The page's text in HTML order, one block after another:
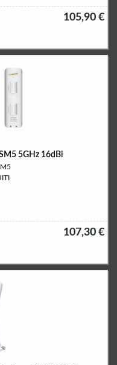
105,90 €
5GHz 16dBi
107,30 €